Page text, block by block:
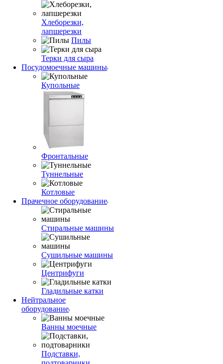
Хлеборезки,
лапшерезки
Пилы
Терки для сыра
Посудомоечные машины
Купольные
Фронтальные
Туннельные
Котловые
Прачечное оборудование
Стиральные машины
Сушильные машины
Центрифуги
Гладильные катки
Нейтральное
оборудование
Ванны моечные
Подставки,